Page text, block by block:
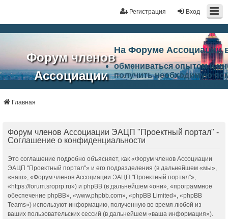
Вход
Регистрация
Форум членов
Ассоциации
портал"
На Форуме Ассоциации
обмениваться опытом и
получить необходимую
работа Форума
Ассоциации и успехам в
Ассоциации.
Главная
Форум членов Ассоциации ЭАЦП "Проектный портал" -
Соглашение о конфиденциальности
Это соглашение подробно объясняет, как «Форум членов Ассоциации
ЭАЦП "Проектный портал"» и его подразделения (в дальнейшем «мы»,
«наш», «Форум членов Ассоциации ЭАЦП "Проектный портал"»,
«https://forum.sroprp.ru») и phpBB (в дальнейшем «они», «программное
обеспечение phpBB», «www.phpbb.com», «phpBB Limited», «phpBB
Teams») используют информацию, полученную во время любой из
ваших пользовательских сессий (в дальнейшем «ваша информация»).